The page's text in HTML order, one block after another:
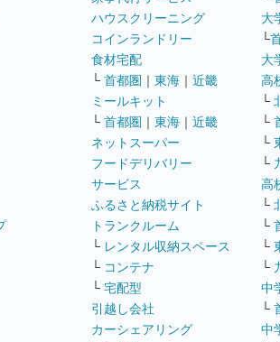
ハウスクリーニング
コインランドリー
食材宅配
└ 首都圏 ｜ 東海 ｜ 近畿
ミールキット
└ 首都圏 ｜ 東海 ｜ 近畿
ネットスーパー
フードデリバリー
サービス
ふるさと納税サイト
トランクルーム
└ レンタル収納スペース
└ コンテナ
└ 宅配型
引越し会社
カーシェアリング
大
└
大
高
└
└
└
└
高
└
└
└
└
中
└
中